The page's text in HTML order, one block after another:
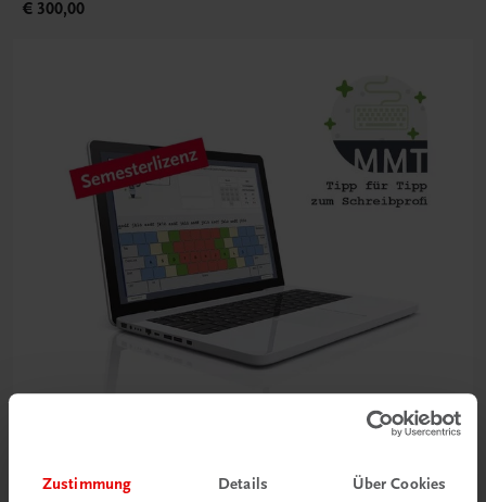
Zustimmung Details Über Cookies
€ 300,00
Multimedia-Typing Premium Semesterlizenz